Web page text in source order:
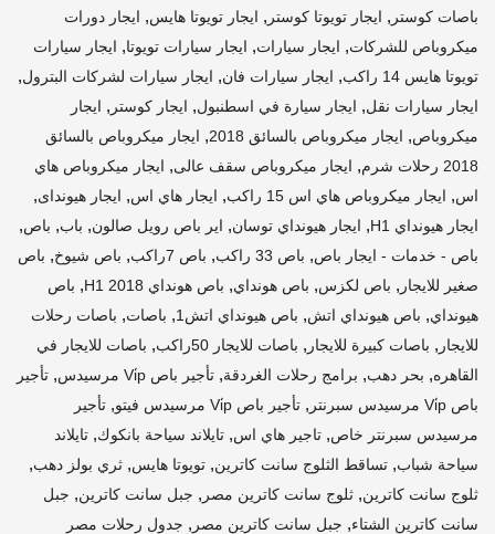
باصات كوستر , ايجار تويوتا كوستر , ايجار تويوتا هايس, ايجار دورات
ميكروباص للشركات, ايجار سيارات, ايجار سيارات تويوتا, ايجار سيارات
تويوتا هايس 14 راكب
, ايجار سيارات فان, ايجار سيارات لشركات البترول,
ايجار سيارات نقل, ايجار سيارة في اسطنبول, ايجار كوستر , ايجار
ميكروباص, ايجار ميكروباص بالسائق 2018 , ايجار ميكروباص بالسائق
2018 رحلات شرم
, ايجار ميكروباص سقف عالى, ايجار ميكروباص هاي
اس, ايجار ميكروباص هاي اس 15 راكب , ايجار هاي اس, ايجار هيونداى,
ايجار هيونداي H1 , ايجار هيونداي توسان, اير باص رويل صالون, باب, باص,
باص - خدمات - ايجار باص, باص 33 راكب , باص 7راكب , باص شيوخ, باص
صغير للايجار , باص لكزس, باص هونداي, باص هونداي H1 2018 , باص
هيونداي, باص هيونداي اتش, باص هيونداي اتش1 , باصات, باصات رحلات
للايجار , باصات كبيرة للايجار , باصات للايجار 50راكب , باصات للايجار في
القاهره, بحر دهب, برامج رحلات الغردقة, تأجير باص Vi̇p مرسيدس , تأجير
باص Vi̇p مرسيدس سبرنتر
, تأجير باص Vi̇p مرسيدس فيتو , تأجير
مرسيدس سبرنتر خاص, تاجير هاي اس, تايلاند سياحة بانكوك, تايلاند
سياحة شباب, تساقط الثلوج سانت كاترين, تويوتا هايس, ثري بولز دهب,
ثلوج سانت كاترين, ثلوج سانت كاترين مصر , جبل سانت كاترين, جبل
سانت كاترين الشتاء, جبل سانت كاترين مصر , جدول رحلات مصر